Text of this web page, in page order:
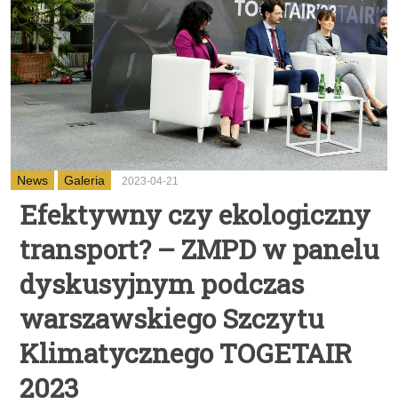
News Galeria 2023-04-21
Efektywny czy ekologiczny
transport? – ZMPD w panelu
dyskusyjnym podczas
warszawskiego Szczytu
Klimatycznego TOGETAIR
2023